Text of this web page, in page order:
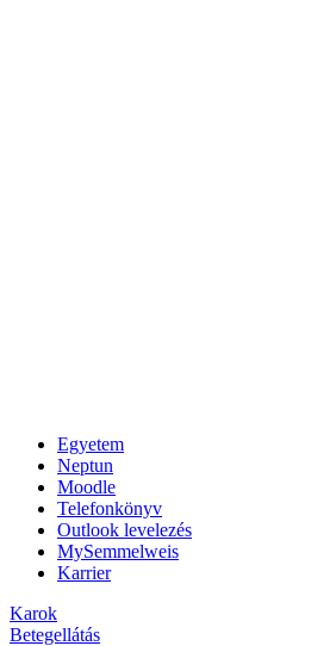
Egyetem
Neptun
Moodle
Telefonkönyv
Outlook levelezés
MySemmelweis
Karrier
Karok
Betegellátás